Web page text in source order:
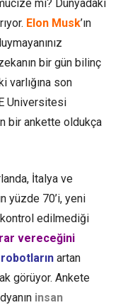
mi? Dünyadaki
Elon Musk’ın
bir gün bilinç
varlığına son
Universitesi
bir ankette oldukça
İtalya ve
yüzde 70’i, yeni
edilmediği
vereceğini
robotların artan
görüyor. Ankete
insan